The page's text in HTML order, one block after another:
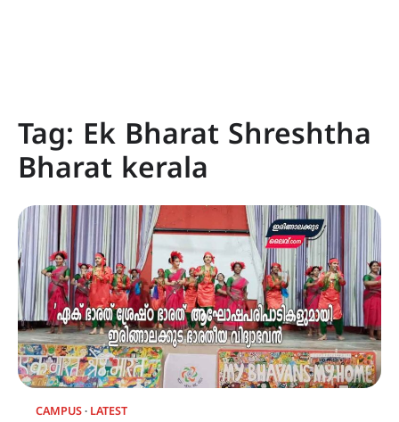
Tag: Ek Bharat Shreshtha
Bharat kerala
CAMPUS LATEST